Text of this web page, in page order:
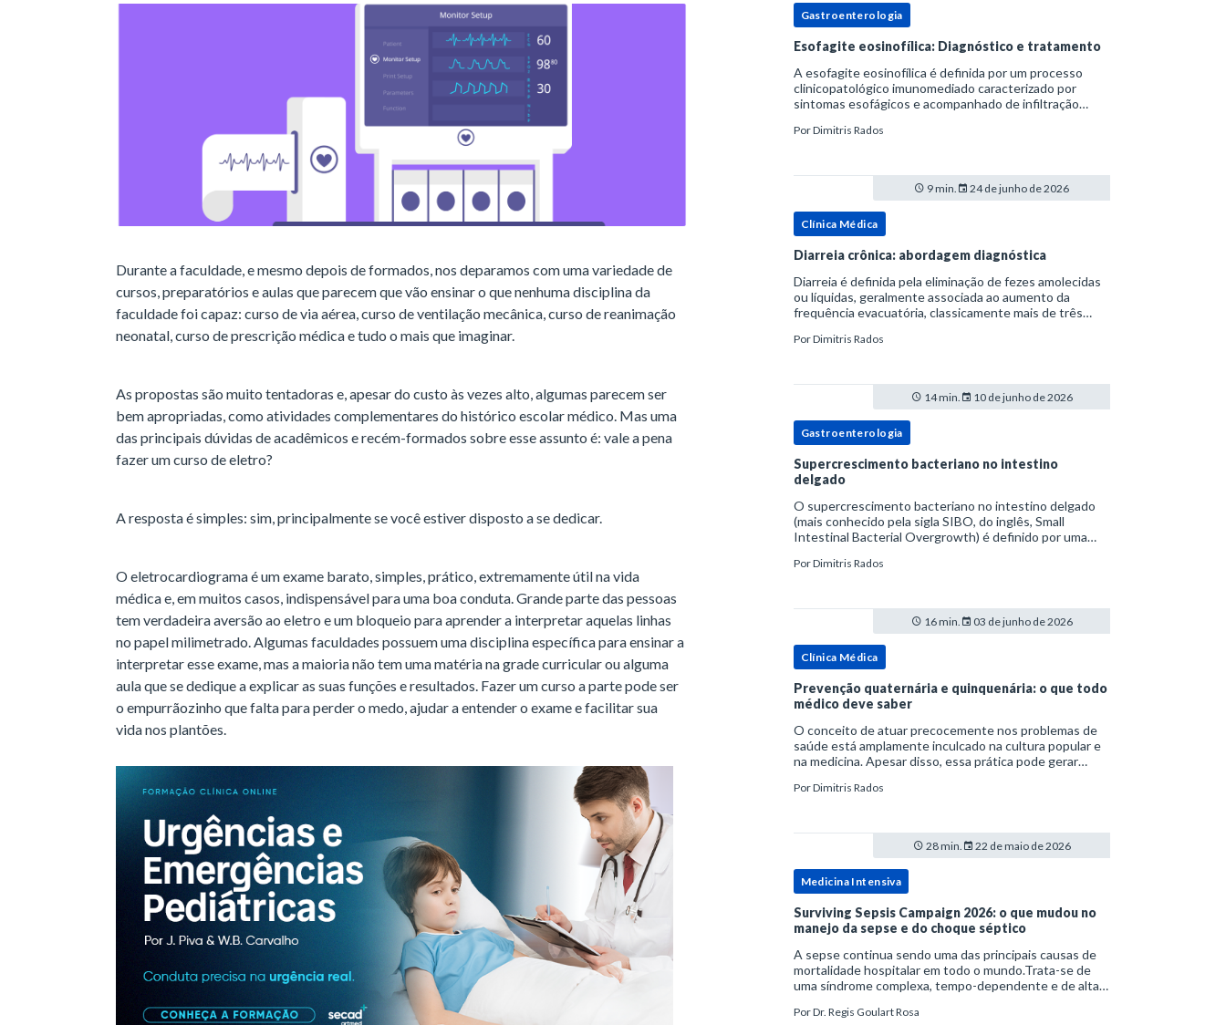
Durante a faculdade, e mesmo depois de formados, nos deparamos com uma variedade de
cursos, preparatórios e aulas que parecem que vão ensinar o que nenhuma disciplina da
faculdade foi capaz: curso de via aérea, curso de ventilação mecânica, curso de reanimação
neonatal, curso de prescrição médica e tudo o mais que imaginar.
As propostas são muito tentadoras e, apesar do custo às vezes alto, algumas parecem ser
bem apropriadas, como atividades complementares do histórico escolar médico. Mas uma
das principais dúvidas de acadêmicos e recém-formados sobre esse assunto é: vale a pena
fazer um curso de eletro?
A resposta é simples: sim, principalmente se você estiver disposto a se dedicar.
O eletrocardiograma é um exame barato, simples, prático, extremamente útil na vida
médica e, em muitos casos, indispensável para uma boa conduta. Grande parte das pessoas
tem verdadeira aversão ao eletro e um bloqueio para aprender a interpretar aquelas linhas
no papel milimetrado. Algumas faculdades possuem uma disciplina específica para ensinar a
interpretar esse exame, mas a maioria não tem uma matéria na grade curricular ou alguma
aula que se dedique a explicar as suas funções e resultados. Fazer um curso a parte pode ser
o empurrãozinho que falta para perder o medo, ajudar a entender o exame e facilitar sua
vida nos plantões.
Gastroenterologia
Esofagite eosinofílica: Diagnóstico e tratamento
A esofagite eosinofílica é definida por um processo
clinicopatológico imunomediado caracterizado por
sintomas esofágicos e acompanhado de infiltração
dentro do espectro da doença do refluxo gastr
PorDimitris Rados
9 min. 24 de junho de 2026
Clínica Médica
Diarreia crônica: abordagem diagnóstica
Diarreia é definida pela eliminação de fezes amolecidas
ou líquidas, geralmente associada ao aumento da
frequência evacuatória, classicamente mais de três
prática, a consistência das fezes costuma s
PorDimitris Rados
14 min. 10 de junho de 2026
Gastroenterologia
Supercrescimento bacteriano no intestino
delgado
O supercrescimento bacteriano no intestino delgado
(mais conhecido pela sigla SIBO, do inglês, Small
Intestinal Bacterial Overgrowth) é definido por uma
específica de disbiose do trato digestivo. P
PorDimitris Rados
16 min. 03 de junho de 2026
Clínica Médica
Prevenção quaternária e quinquenária: o que todo
médico deve saber
O conceito de atuar precocemente nos problemas de
saúde está amplamente inculcado na cultura popular e
na medicina. Apesar disso, essa prática pode gerar
tratamentos podem advir de prevenção excessiva
PorDimitris Rados
28 min. 22 de maio de 2026
Medicina Intensiva
Surviving Sepsis Campaign 2026: o que mudou no
manejo da sepse e do choque séptico
A sepse continua sendo uma das principais causas de
mortalidade hospitalar em todo o mundo.Trata-se de
uma síndrome complexa, tempo-dependente e de alta
manejo estruturado são determinantes para o desfe
PorDr. Regis Goulart Rosa